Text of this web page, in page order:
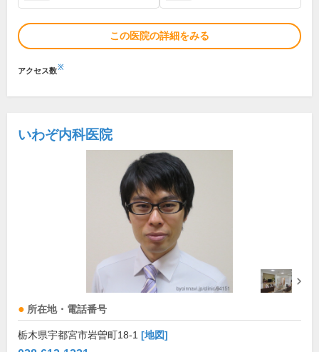
この医院の詳細をみる
アクセス数※
いわぞ内科医院
所在地・電話番号
栃木県宇都宮市岩曽町18-1 [地図]